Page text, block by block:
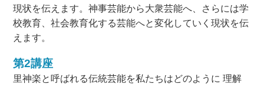
現状を伝えます。神事芸能から大衆芸能へ、さらには学
校教育、社会教育化する芸能へと変化していく現状を伝
えます。
第2講座
里神楽と呼ばれる伝統芸能を私たちはどのように 理解